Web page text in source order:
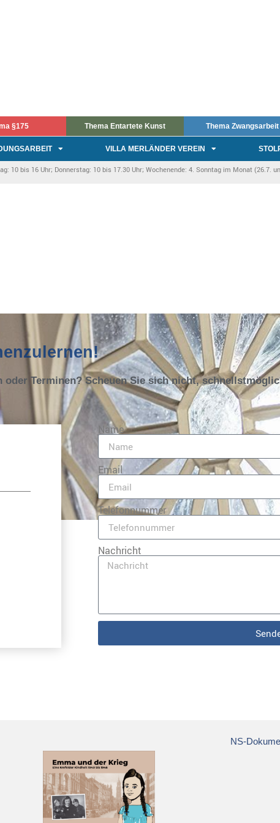
§175 Thema Entartete Kunst Thema Zwangsarbeit
VILLA MERLÄNDER VEREIN
bis 16 Uhr; Donnerstag: 10 bis 17.30 Uhr; Wochenende: 4. Sonntag im Monat (26.7.
oder Terminen? Scheuen Sie sich nicht,
Name
Email
Telefonnummer
Nachricht
NS-